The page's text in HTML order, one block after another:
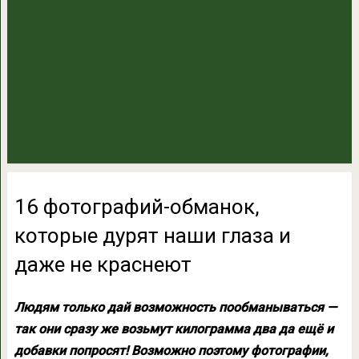
16 фотографий-обманок,
которые дурят наши глаза и
даже не краснеют
Людям только дай возможность пообманываться —
так они сразу же возьмут килограмма два да ещё и
добавки попросят! Возможно поэтому фотографии,